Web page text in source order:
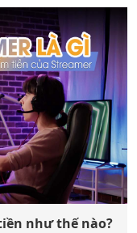
như thế nào?